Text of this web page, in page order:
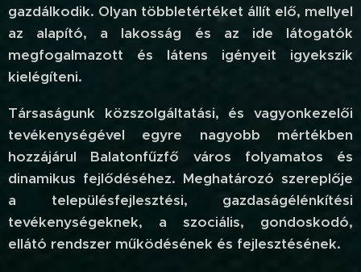
gazdálkodik. Olyan többletértéket állít elő, mellyel
az alapító, a lakosság és az ide látogatók
megfogalmazott és látens igényeit igyekszik
kielégíteni.
Társaságunk közszolgáltatási, és vagyonkezelői
tevékenységével egyre nagyobb mértékben
hozzájárul Balatonfűzfő város folyamatos és
dinamikus fejlődéséhez. Meghatározó szereplője
a településfejlesztési, gazdaságélénkítési
tevékenységeknek, a szociális, gondoskodó,
ellátó rendszer működésének és fejlesztésének.